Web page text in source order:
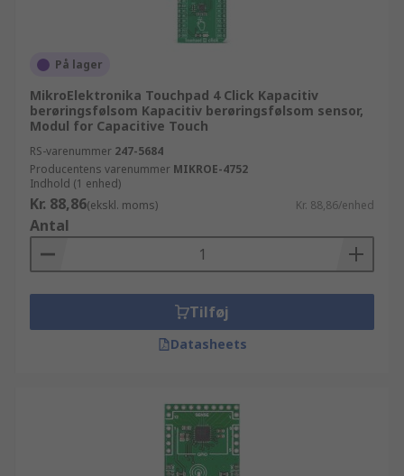
På lager
MikroElektronika Touchpad 4 Click Kapacitiv
berøringsfølsom Kapacitiv berøringsfølsom sensor,
Modul for Capacitive Touch
RS-varenummer 247-5684
Producentens varenummer MIKROE-4752
Indhold (1 enhed)
Kr. 88,86(ekskl. moms) Kr. 88,86/enhed
Antal
Tilføj
Datasheets